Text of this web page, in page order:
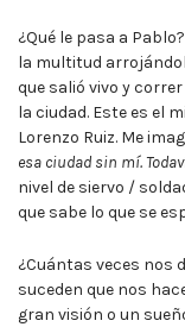
¿Qué le pasa a
la multitud
que salió vivo y
la ciudad. Este es el
Lorenzo Ruiz. Me
esa ciudad sin mí.
nivel de siervo /
que sabe lo que se
¿Cuántas veces nos
suceden que nos
gran visión o un